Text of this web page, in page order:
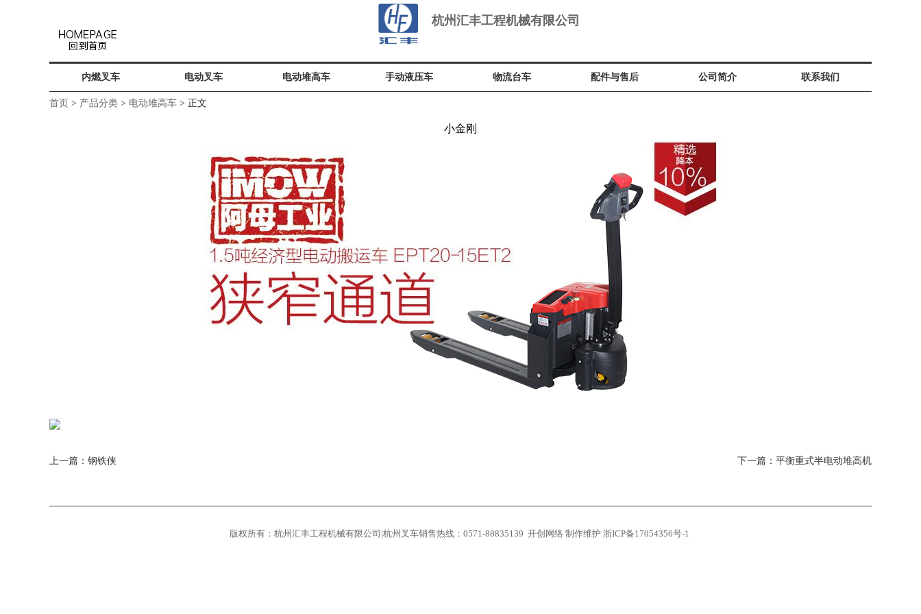
杭州汇丰工程机械有限公司
内燃叉车 电动叉车 电动堆高车 手动液压车 物流台车 配件与售后 公司简介 联系我们
首页 > 产品分类 > 电动堆高车 > 正文
小金刚
上一篇： 钢铁侠 下一篇： 平衡重式半电动堆高机
版权所有：杭州汇丰工程机械有限公司|杭州叉车销售热线：0571-88835139 开创网络 制作维护 浙ICP备17054356号-1